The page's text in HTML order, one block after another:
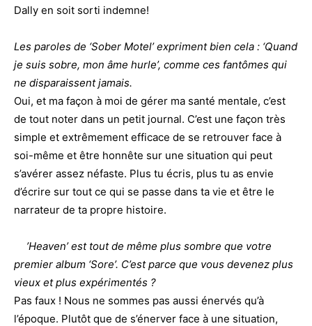
Dally en soit sorti indemne!
Les paroles de ‘Sober Motel’ expriment bien cela : ‘Quand
je suis sobre, mon âme hurle’, comme ces fantômes qui
ne disparaissent jamais.
Oui, et ma façon à moi de gérer ma santé mentale, c’est
de tout noter dans un petit journal. C’est une façon très
simple et extrêmement efficace de se retrouver face à
soi-même et être honnête sur une situation qui peut
s’avérer assez néfaste. Plus tu écris, plus tu as envie
d’écrire sur tout ce qui se passe dans ta vie et être le
narrateur de ta propre histoire.
’Heaven’ est tout de même plus sombre que votre
premier album ‘Sore’. C’est parce que vous devenez plus
vieux et plus expérimentés ?
Pas faux ! Nous ne sommes pas aussi énervés qu’à
l’époque. Plutôt que de s’énerver face à une situation,